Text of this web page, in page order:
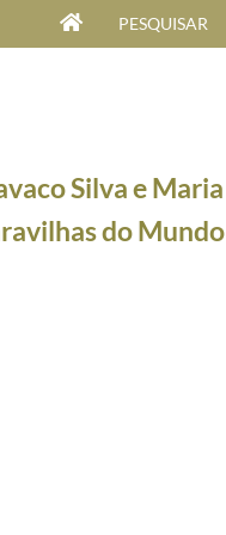
PESQUISAR
Operações da Bósnia-Herzegovina
Silva e Maria
do Mundo